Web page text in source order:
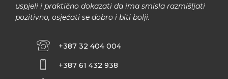
uspjeli i praktično dokazati da ima smisla razmišljati
pozitivno, osjećati se dobro i biti bolji.
+387 32 404 004
+387 61 432 938